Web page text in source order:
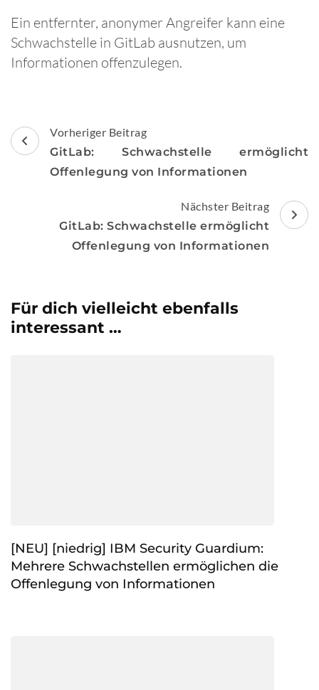
Ein entfernter, anonymer Angreifer kann eine
Schwachstelle in GitLab ausnutzen, um
Informationen offenzulegen.
Beitragsnavigation
Vorheriger Beitrag
GitLab: Schwachstelle ermöglicht
Offenlegung von Informationen
Nächster Beitrag
GitLab: Schwachstelle ermöglicht
Offenlegung von Informationen
Für dich vielleicht ebenfalls
interessant …
[NEU] [niedrig] IBM Security Guardium:
Mehrere Schwachstellen ermöglichen die
Offenlegung von Informationen